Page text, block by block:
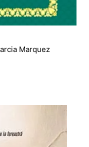
Marquez